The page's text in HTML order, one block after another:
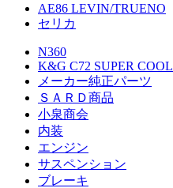
AE86 LEVIN/TRUENO
セリカ
N360
K&G C72 SUPER
メーカー純正パーツ
ＳＡＲＤ商品
小泉商会
内装
エンジン
サスペンション
ブレーキ